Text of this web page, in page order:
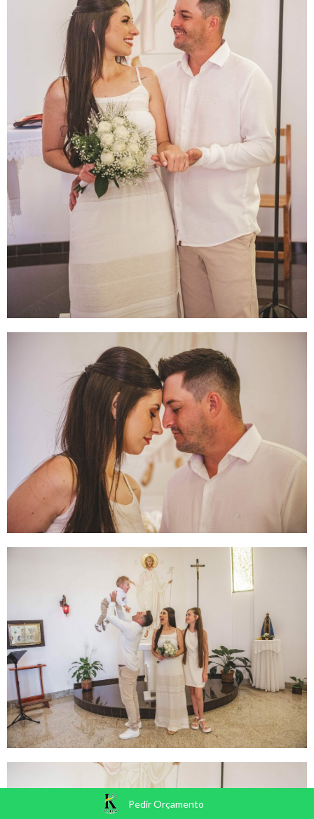
Pedir Orçamento